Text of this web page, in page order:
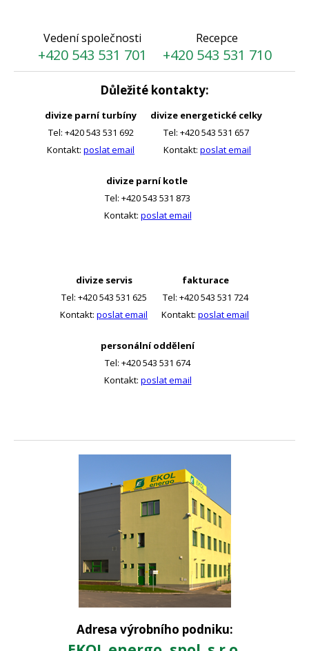
Vedení společnosti
+420 543 531 701
Recepce
+420 543 531 710
Důležité kontakty:
divize parní turbíny
Tel: +420 543 531 692
Kontakt: poslat email
divize energetické celky
Tel: +420 543 531 657
Kontakt: poslat email
divize parní kotle
Tel: +420 543 531 873
Kontakt: poslat email
divize servis
Tel: +420 543 531 625
Kontakt: poslat email
fakturace
Tel: +420 543 531 724
Kontakt: poslat email
personální oddělení
Tel: +420 543 531 674
Kontakt: poslat email
Adresa výrobního podniku: